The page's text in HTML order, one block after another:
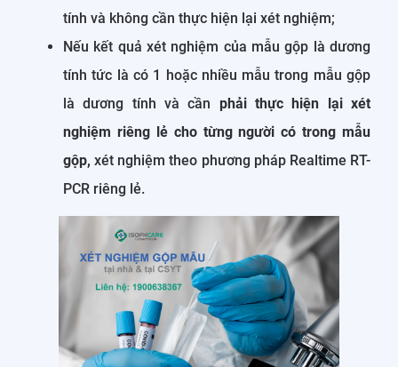
tính và không cần thực hiện lại xét nghiệm;
Nếu kết quả xét nghiệm của mẫu gộp là dương
tính tức là có 1 hoặc nhiều mẫu trong mẫu gộp
là dương tính và cần phải thực hiện lại xét
nghiệm riêng lẻ cho từng người có trong mẫu
gộp, xét nghiệm theo phương pháp Realtime RT-
PCR riêng lẻ.